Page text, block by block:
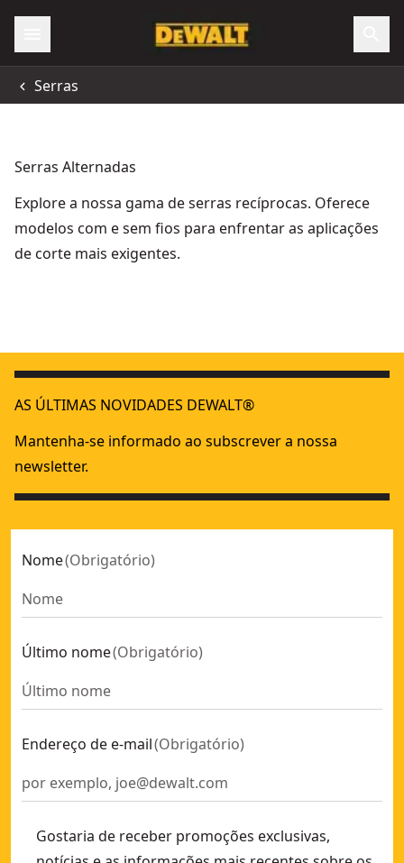
Serras
Serras Alternadas
Explore a nossa gama de serras recíprocas. Oferece
modelos com e sem fios para enfrentar as aplicações
de corte mais exigentes.
Mini-Serra Sabre XR 12V Li-Ion 2Ah- SKU:
Serra Sabre sem escovas XR Flexvolt 54V sem carregador/
Serra Sabre sem escovas XR Flexvolt 54V com mala
FLEXVOLT
XR Flexvolt
AS ÚLTIMAS NOVIDADES DEWALT®
Mantenha-se informado ao subscrever a nossa
newsletter.
Nome(Obrigatório)
Último nome(Obrigatório)
Endereço de e-mail(Obrigatório)
Gostaria de receber promoções exclusivas,